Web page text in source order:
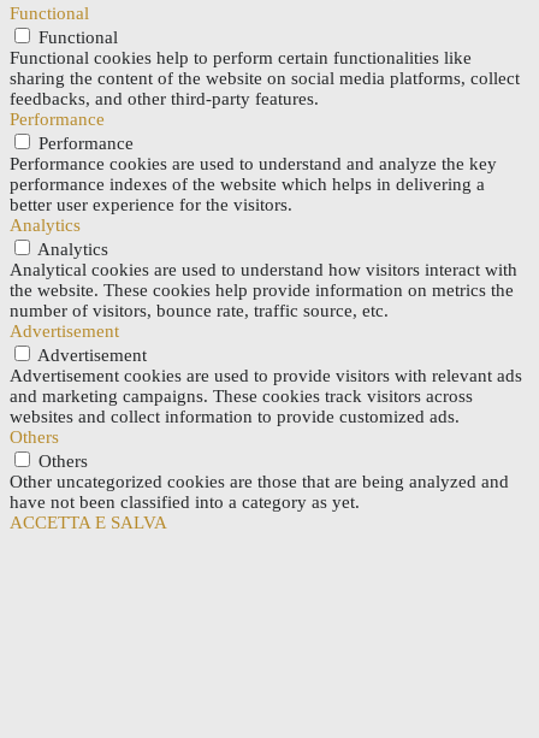
Functional
Functional
Functional cookies help to perform certain functionalities like
sharing the content of the website on social media platforms, collect
feedbacks, and other third-party features.
Performance
Performance
Performance cookies are used to understand and analyze the key
performance indexes of the website which helps in delivering a
better user experience for the visitors.
Analytics
Analytics
Analytical cookies are used to understand how visitors interact with
the website. These cookies help provide information on metrics the
number of visitors, bounce rate, traffic source, etc.
Advertisement
Advertisement
Advertisement cookies are used to provide visitors with relevant ads
and marketing campaigns. These cookies track visitors across
websites and collect information to provide customized ads.
Others
Others
Other uncategorized cookies are those that are being analyzed and
have not been classified into a category as yet.
ACCETTA E SALVA